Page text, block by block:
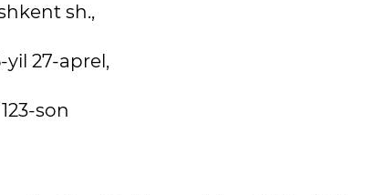
sh.,
yil 27-aprel,
123-son